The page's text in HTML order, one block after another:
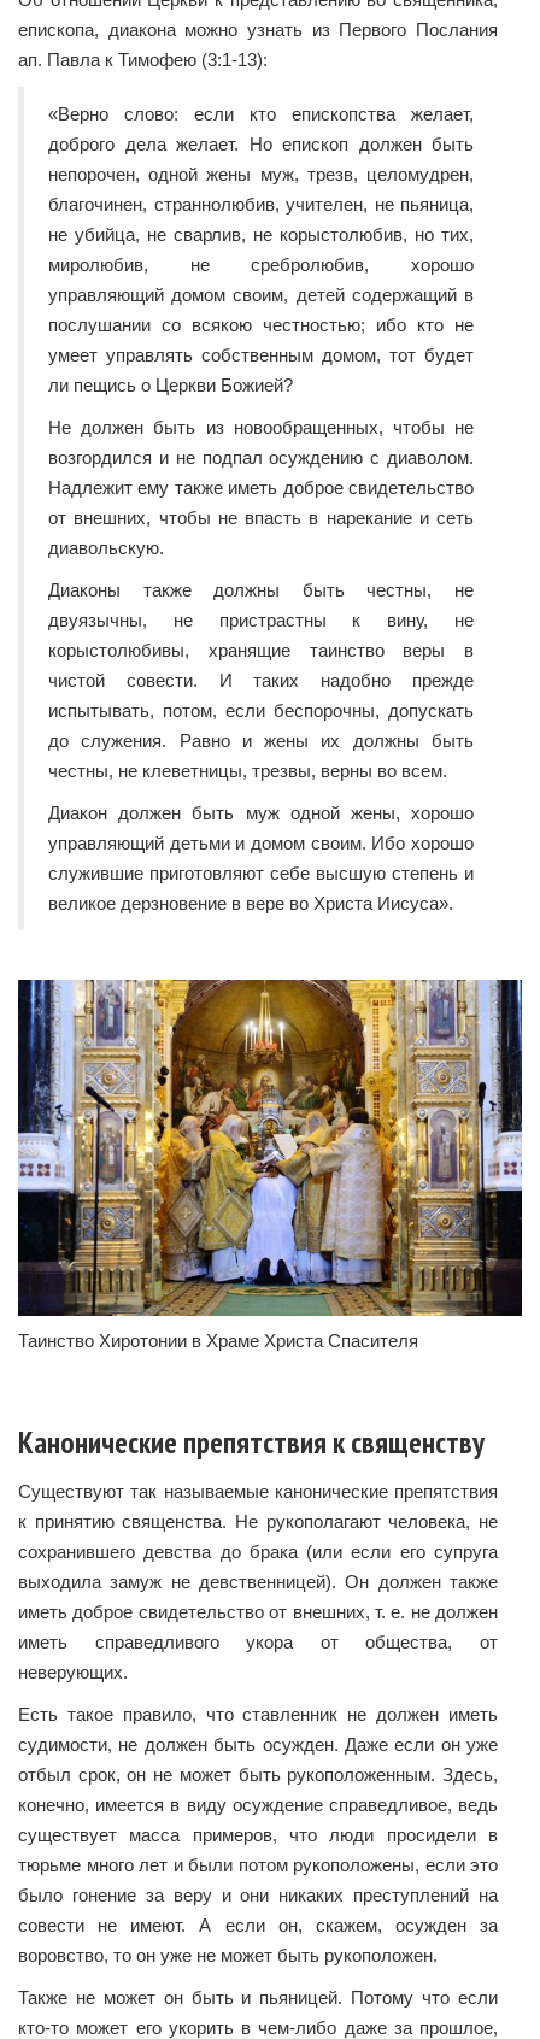
епископа, диакона можно узнать из Первого Послания
ап. Павла к Тимофею (3:1-13):
«Верно слово: если кто епископства желает,
доброго дела желает. Но епископ должен быть
непорочен, одной жены муж, трезв, целомудрен,
благочинен, страннолюбив, учителен, не пьяница,
не убийца, не сварлив, не корыстолюбив, но тих,
миролюбив, не сребролюбив, хорошо
управляющий домом своим, детей содержащий в
послушании со всякою честностью; ибо кто не
умеет управлять собственным домом, тот будет
ли пещись о Церкви Божией?
Не должен быть из новообращенных, чтобы не
возгордился и не подпал осуждению с диаволом.
Надлежит ему также иметь доброе свидетельство
от внешних, чтобы не впасть в нарекание и сеть
диавольскую.
Диаконы также должны быть честны, не
двуязычны, не пристрастны к вину, не
корыстолюбивы, хранящие таинство веры в
чистой совести. И таких надобно прежде
испытывать, потом, если беспорочны, допускать
до служения. Равно и жены их должны быть
честны, не клеветницы, трезвы, верны во всем.
Диакон должен быть муж одной жены, хорошо
управляющий детьми и домом своим. Ибо хорошо
служившие приготовляют себе высшую степень и
великое дерзновение в вере во Христа Иисуса».
Таинство Хиротонии в Храме Христа Спасителя
Канонические препятствия к священству
Существуют так называемые канонические препятствия
к принятию священства. Не рукополагают человека, не
сохранившего девства до брака (или если его супруга
выходила замуж не девственницей). Он должен также
иметь доброе свидетельство от внешних, т. е. не должен
иметь справедливого укора от общества, от
неверующих.
Есть такое правило, что ставленник не должен иметь
судимости, не должен быть осужден. Даже если он уже
отбыл срок, он не может быть рукоположенным. Здесь,
конечно, имеется в виду осуждение справедливое, ведь
существует масса примеров, что люди просидели в
тюрьме много лет и были потом рукоположены, если это
было гонение за веру и они никаких преступлений на
совести не имеют. А если он, скажем, осужден за
воровство, то он уже не может быть рукоположен.
Также не может он быть и пьяницей. Потому что если
кто-то может его укорить в чем-либо даже за прошлое,